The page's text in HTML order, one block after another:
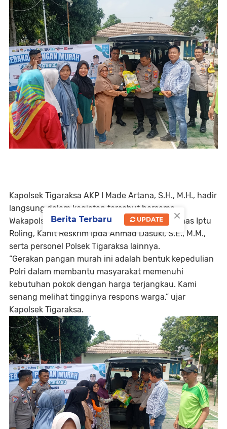
Kapolsek Tigaraksa AKP I Made Artana, S.H., M.H., hadir
langsung dalam kegiatan tersebut bersama
Wakapolsek Tigaraksa Iptu Sutikno, Kanit Binmas Iptu
Roling, Kanit Reskrim Ipda Ahmad Dasuki, S.E., M.M.,
serta personel Polsek Tigaraksa lainnya.
“Gerakan pangan murah ini adalah bentuk kepedulian
Polri dalam membantu masyarakat memenuhi
kebutuhan pokok dengan harga terjangkau. Kami
senang melihat tingginya respons warga,” ujar
Kapolsek Tigaraksa.
×
Berita Terbaru UPDATE